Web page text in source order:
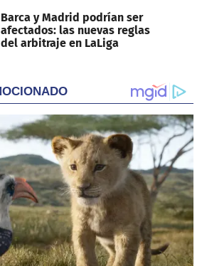
Barca y Madrid podrían ser
afectados: las nuevas reglas
del arbitraje en LaLiga